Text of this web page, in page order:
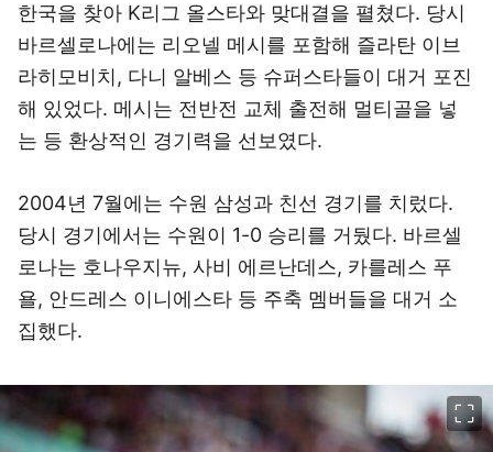
한국을 찾아 K리그 올스타와 맞대결을 펼쳤다. 당시
바르셀로나에는 리오넬 메시를 포함해 즐라탄 이브
라히모비치, 다니 알베스 등 슈퍼스타들이 대거 포진
해 있었다. 메시는 전반전 교체 출전해 멀티골을 넣
는 등 환상적인 경기력을 선보였다.
2004년 7월에는 수원 삼성과 친선 경기를 치렀다.
당시 경기에서는 수원이 1-0 승리를 거뒀다. 바르셀
로나는 호나우지뉴, 사비 에르난데스, 카를레스 푸
욜, 안드레스 이니에스타 등 주축 멤버들을 대거 소
집했다.